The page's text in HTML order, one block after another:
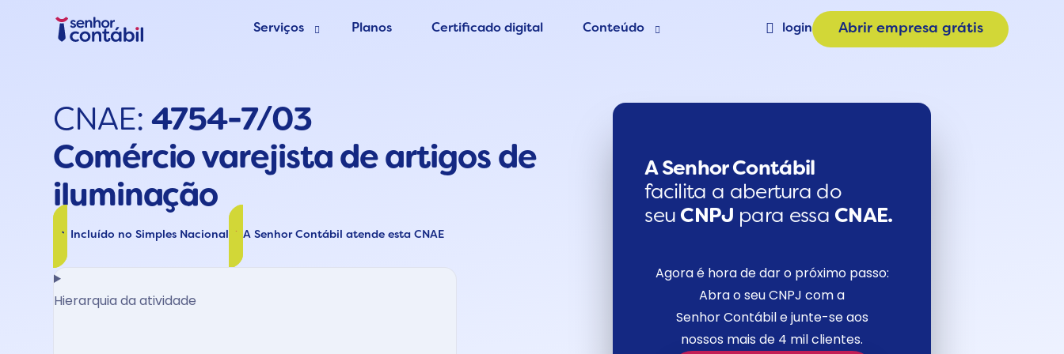
Serviços
Trocar de Contador
Deixar de ser MEI
Planos Certificado digital Conteúdo
Contabilidade Online
Consulta CNAE
login Abrir empresa grátis
CNAE: 4754-7/03
Comércio varejista de artigos de
iluminação
Incluído no Simples Nacional A Senhor Contábil atende esta CNAE
Hierarquia da atividade
A Senhor Contábil
facilita a abertura do
seu CNPJ para essa CNAE.
Agora é hora de dar o próximo passo:
Abra o seu CNPJ com a
Senhor Contábil e junte-se aos
nossos mais de 4 mil clientes.